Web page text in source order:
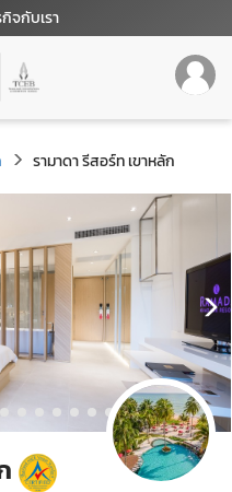
กิจกับเรา
รามาดา รีสอร์ท เขาหลัก